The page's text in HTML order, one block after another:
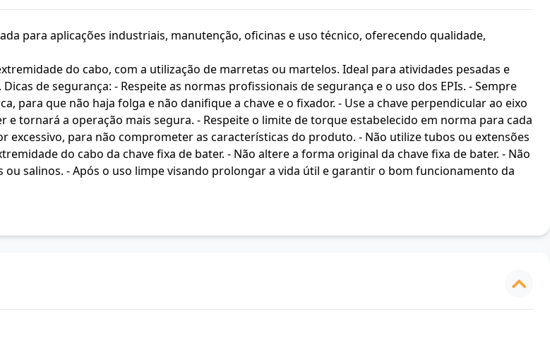
para aplicações industriais, manutenção, oficinas e uso técnico, oferecendo qualidade,
do cabo, com a utilização de marretas ou martelos. Ideal para atividades pesadas e
de segurança: - Respeite as normas profissionais de segurança e o uso dos EPIs. - Sempre
para que não haja folga e não danifique a chave e o fixador. - Use a chave perpendicular ao eixo
tornará a operação mais segura. - Respeite o limite de torque estabelecido em norma para cada
excessivo, para não comprometer as características do produto. - Não utilize tubos ou extensões
do cabo da chave fixa de bater. - Não altere a forma original da chave fixa de bater. - Não
salinos. - Após o uso limpe visando prolongar a vida útil e garantir o bom funcionamento da